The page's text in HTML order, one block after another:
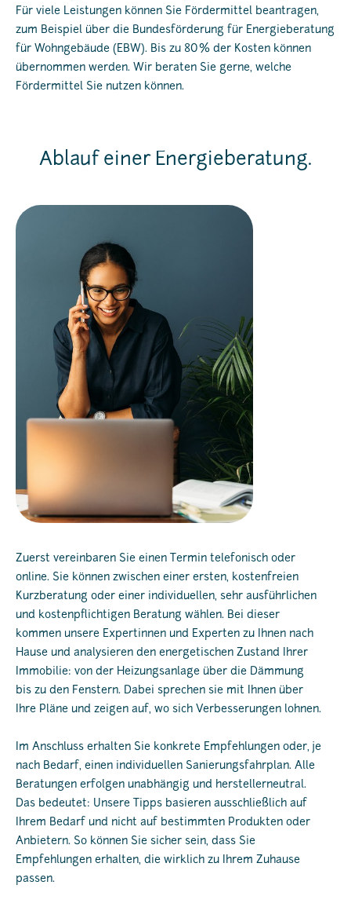
Für viele Leistungen können Sie Fördermittel beantragen,
zum Beispiel über die Bundesförderung für Energieberatung
für Wohngebäude (EBW). Bis zu 80 % der Kosten können
übernommen werden. Wir beraten Sie gerne, welche
Fördermittel Sie nutzen können.
Ablauf einer Energieberatung.
Zuerst vereinbaren Sie einen Termin telefonisch oder
online. Sie können zwischen einer ersten, kostenfreien
Kurzberatung oder einer individuellen, sehr ausführlichen
und kostenpflichtigen Beratung wählen. Bei dieser
kommen unsere Expertinnen und Experten zu Ihnen nach
Hause und analysieren den energetischen Zustand Ihrer
Immobilie: von der Heizungsanlage über die Dämmung
bis zu den Fenstern. Dabei sprechen sie mit Ihnen über
Ihre Pläne und zeigen auf, wo sich Verbesserungen lohnen.
Im Anschluss erhalten Sie konkrete Empfehlungen oder, je
nach Bedarf, einen individuellen Sanierungsfahrplan. Alle
Beratungen erfolgen unabhängig und herstellerneutral.
Das bedeutet: Unsere Tipps basieren ausschließlich auf
Ihrem Bedarf und nicht auf bestimmten Produkten oder
Anbietern. So können Sie sicher sein, dass Sie
Empfehlungen erhalten, die wirklich zu Ihrem Zuhause
passen.